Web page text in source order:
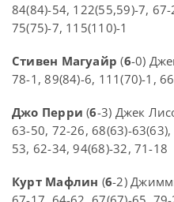
84(84)-54, 122(55,59)-7,
75(75)-7, 115(110)-1
Стивен Магуайр (6-0)
78-1, 89(84)-6, 111(70)-1,
Джо Перри (6-3) Джек
63-50, 72-26, 68(63)-
53, 62-34, 94(68)-32, 71-18
Курт Мафлин (6-2)